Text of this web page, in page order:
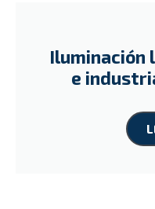
Iluminación
e